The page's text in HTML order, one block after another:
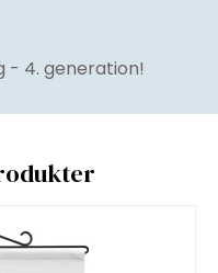
- 4. generation!